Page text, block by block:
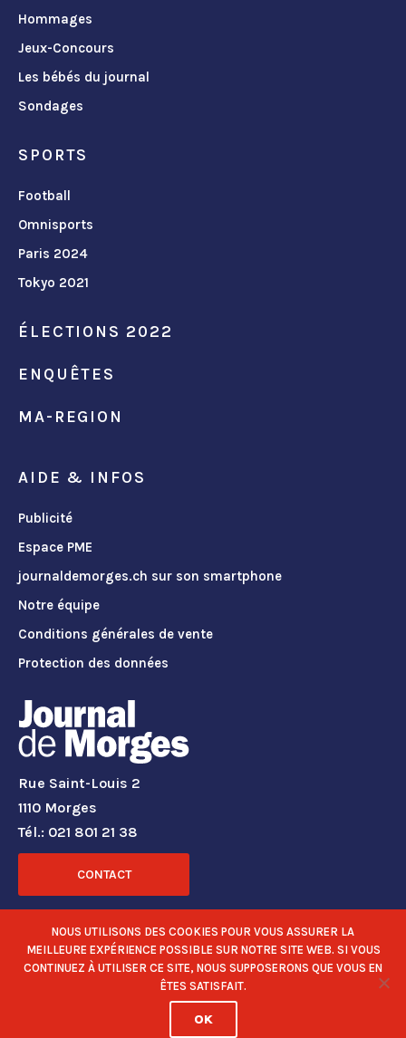
Hommages
Jeux-Concours
Les bébés du journal
Sondages
SPORTS
Football
Omnisports
Paris 2024
Tokyo 2021
ÉLECTIONS 2022
ENQUÊTES
MA-REGION
AIDE & INFOS
Publicité
Espace PME
journaldemorges.ch sur son smartphone
Notre équipe
Conditions générales de vente
Protection des données
Rue Saint-Louis 2
1110 Morges
Tél.: 021 801 21 38
CONTACT
RÉSEAUX SOCIAUX
NOUS UTILISONS DES COOKIES POUR VOUS ASSURER LA
MEILLEURE EXPÉRIENCE POSSIBLE SUR NOTRE SITE WEB. SI VOUS
CONTINUEZ À UTILISER CE SITE, NOUS SUPPOSERONS QUE VOUS EN
ÊTES SATISFAIT.
OK